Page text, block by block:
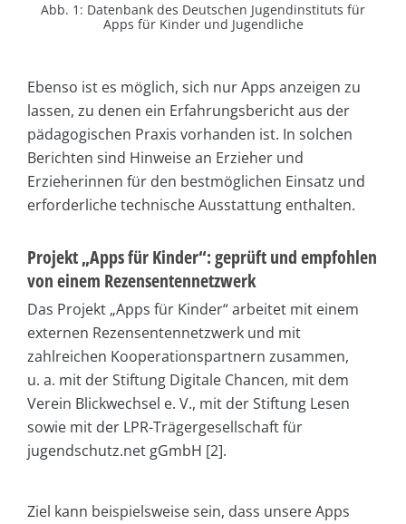
Abb. 1: Datenbank des Deutschen Jugendinstituts für
Apps für Kinder und Jugendliche
Ebenso ist es möglich, sich nur Apps anzeigen zu
lassen, zu denen ein Erfahrungsbericht aus der
pädagogischen Praxis vorhanden ist. In solchen
Berichten sind Hinweise an Erzieher und
Erzieherinnen für den bestmöglichen Einsatz und
erforderliche technische Ausstattung enthalten.
Projekt „Apps für Kinder“: geprüft und empfohlen
von einem Rezensentennetzwerk
Das Projekt „Apps für Kinder“ arbeitet mit einem
externen Rezensentennetzwerk und mit
zahlreichen Kooperationspartnern zusammen,
u. a. mit der Stiftung Digitale Chancen, mit dem
Verein Blickwechsel e. V., mit der Stiftung Lesen
sowie mit der LPR-Trägergesellschaft für
jugendschutz.net gGmbH [2].
Ziel kann beispielsweise sein, dass unsere Apps